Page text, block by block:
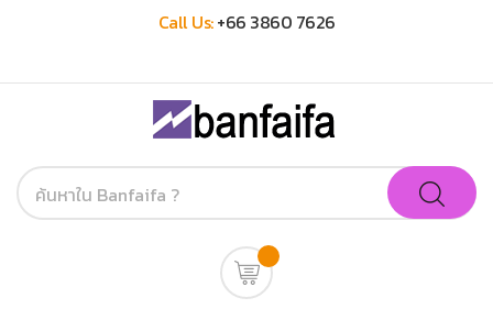
Call Us:+66 3860 7626